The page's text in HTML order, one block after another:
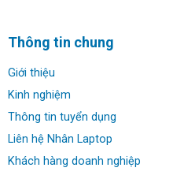
bản basic hoặc kiểu dáng 2-in-1
máy tính xách tay thương mại
giới có công nghệ đèn nền Mini-
chọn, giúp giảm mức sử dụng
75%.
Thông tin chung
Giới thiệu
Kinh nghiệm
Thông tin tuyển dụng
Liên hệ Nhân Laptop
Khách hàng doanh nghiệp